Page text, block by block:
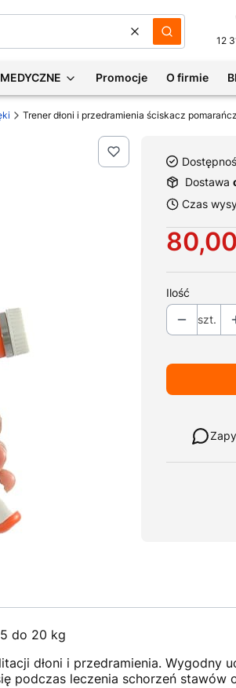
WyczyśćSzukaj 12
Promocje O firmie
Dostawa
Czas
Cena
Ilość
szt.
do 20 kg
dłoni i przedramienia. Wygodny
podczas leczenia schorzeń stawów